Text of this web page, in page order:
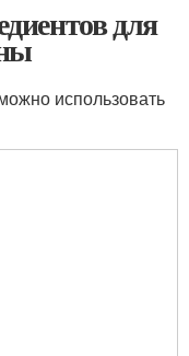
для
использовать